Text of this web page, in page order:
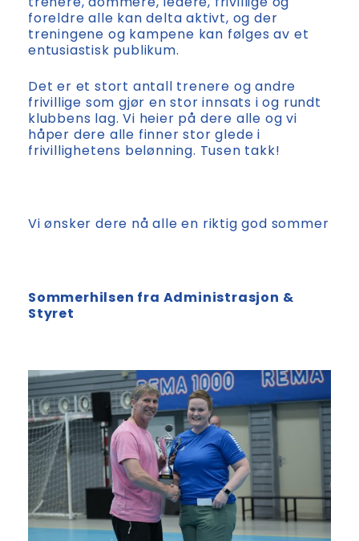
trenere, dommere, ledere, frivillige og
foreldre alle kan delta aktivt, og der
treningene og kampene kan følges av et
entusiastisk publikum.
Det er et stort antall trenere og andre
frivillige som gjør en stor innsats i og rundt
klubbens lag. Vi heier på dere alle og vi
håper dere alle finner stor glede i
frivillighetens belønning. Tusen takk!
Vi ønsker dere nå alle en riktig god sommer
Sommerhilsen fra Administrasjon &
Styret